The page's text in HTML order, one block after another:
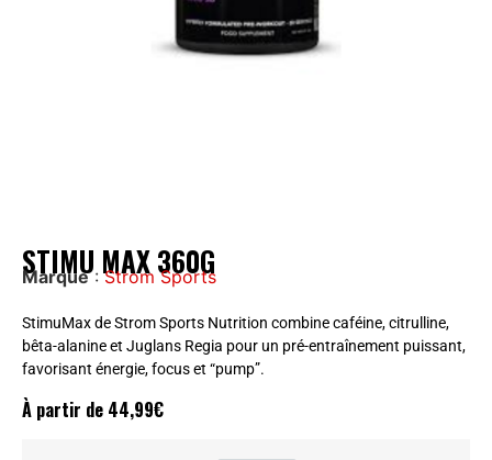
STIMU MAX 360G
Marque:Strom Sports
StimuMax de Strom Sports Nutrition combine caféine, citrulline,
bêta-alanine et Juglans Regia pour un pré-entraînement puissant,
favorisant énergie, focus et “pump”.
À partir de 44,99€